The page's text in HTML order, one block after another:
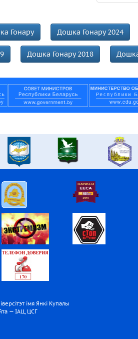
Гонару Дошка Гонару 2024
Дошка Гонару 2018
імя Янкі Купалы
— ІАЦ, ЦСГ